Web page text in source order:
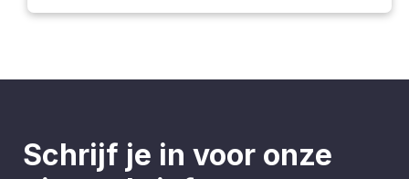
Schrijf je in voor onze